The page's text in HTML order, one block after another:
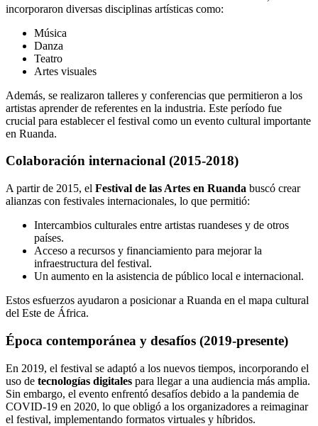
incorporaron diversas disciplinas artísticas como:
Música
Danza
Teatro
Artes visuales
Además, se realizaron talleres y conferencias que permitieron a los
artistas aprender de referentes en la industria. Este período fue
crucial para establecer el festival como un evento cultural importante
en Ruanda.
Colaboración internacional (2015-2018)
A partir de 2015, el Festival de las Artes en Ruanda buscó crear
alianzas con festivales internacionales, lo que permitió:
Intercambios culturales entre artistas ruandeses y de otros
países.
Acceso a recursos y financiamiento para mejorar la
infraestructura del festival.
Un aumento en la asistencia de público local e internacional.
Estos esfuerzos ayudaron a posicionar a Ruanda en el mapa cultural
del Este de África.
Época contemporánea y desafíos (2019-presente)
En 2019, el festival se adaptó a los nuevos tiempos, incorporando el
uso de tecnologías digitales para llegar a una audiencia más amplia.
Sin embargo, el evento enfrentó desafíos debido a la pandemia de
COVID-19 en 2020, lo que obligó a los organizadores a reimaginar
el festival, implementando formatos virtuales y híbridos.